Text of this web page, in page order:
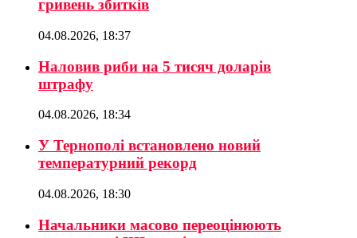
гривень збитків
04.08.2026, 18:37
Наловив риби на 5 тисяч доларів
штрафу
04.08.2026, 18:34
У Тернополі встановлено новий
температурний рекорд
04.08.2026, 18:30
Начальники масово переоцінюють